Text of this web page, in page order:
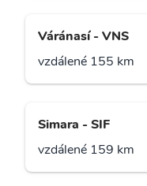
Váránasí - VNS
vzdálené 155 km
Simara - SIF
vzdálené 159 km